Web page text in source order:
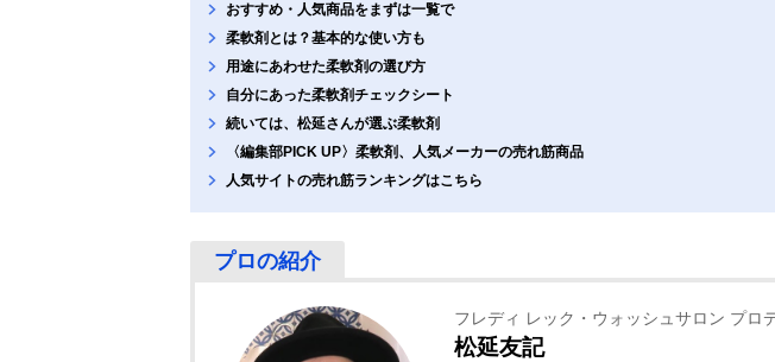
おすすめ・人気商品をまずは一覧で
柔軟剤とは？基本的な使い方も
用途にあわせた柔軟剤の選び方
自分にあった柔軟剤チェックシート
続いては、松延さんが選ぶ柔軟剤
〈編集部PICK UP〉柔軟剤、人気メーカーの売れ筋商品
人気サイトの売れ筋ランキングはこちら
フレディ レック・ウォッシュサロン プロ
松延友記